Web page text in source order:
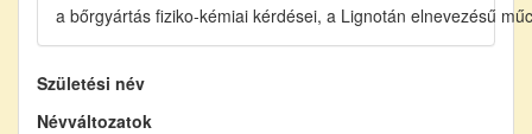
a bőrgyártás fiziko-kémiai kérdései, a Lignotán elnevezésű
Születési név
Névváltozatok